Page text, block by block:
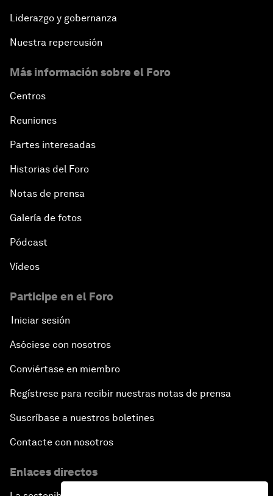
Liderazgo y gobernanza
Nuestra repercusión
Más información sobre el Foro
Centros
Reuniones
Partes interesadas
Historias del Foro
Notas de prensa
Galería de fotos
Pódcast
Vídeos
Participe en el Foro
Iniciar sesión
Asóciese con nosotros
Conviértase en miembro
Regístrese para recibir nuestras notas de prensa
Suscríbase a nuestros boletines
Contacte con nosotros
Enlaces directos